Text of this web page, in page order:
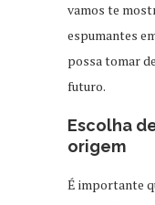
vamos te
espumantes
possa tomar
futuro.
Escolha
origem
É importante